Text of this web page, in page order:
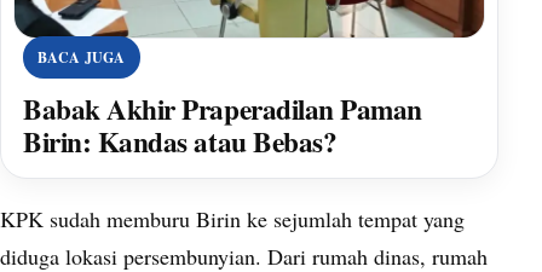
BACA JUGA
Babak Akhir Praperadilan Paman
Birin: Kandas atau Bebas?
KPK sudah memburu Birin ke sejumlah tempat yang
diduga lokasi persembunyian. Dari rumah dinas, rumah